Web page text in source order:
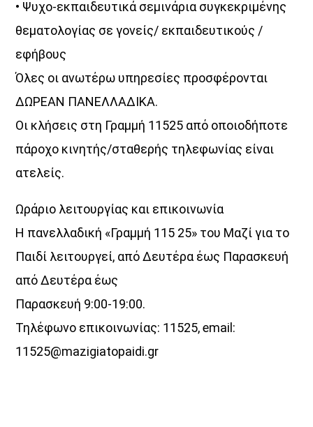
• Ψυχο-εκπαιδευτικά σεμινάρια συγκεκριμένης
θεματολογίας σε γονείς/ εκπαιδευτικούς /
εφήβους
Όλες οι ανωτέρω υπηρεσίες προσφέρονται
ΔΩΡΕΑΝ ΠΑΝΕΛΛΑΔΙΚΑ.
Οι κλήσεις στη Γραμμή 11525 από οποιοδήποτε
πάροχο κινητής/σταθερής τηλεφωνίας είναι
ατελείς.
Ωράριο λειτουργίας και επικοινωνία
Η πανελλαδική «Γραμμή 115 25» του Μαζί για το
Παιδί λειτουργεί, από Δευτέρα έως Παρασκευή
από Δευτέρα έως
Παρασκευή 9:00-19:00.
Τηλέφωνο επικοινωνίας: 11525, email:
11525@mazigiatopaidi.gr